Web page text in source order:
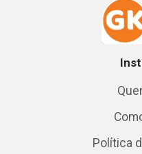
Política